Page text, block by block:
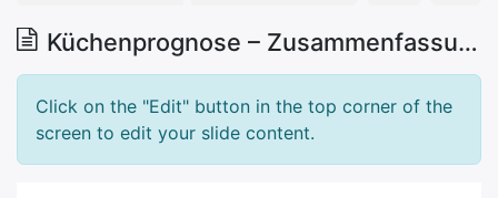
Küchenprognose – Zusammenfassung
Click on the "Edit" button in the top corner of the
screen to edit your slide content.